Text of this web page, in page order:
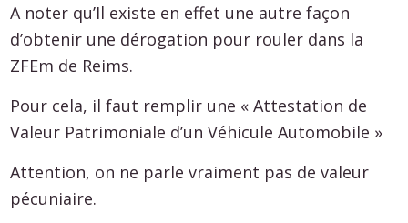
A noter qu’Il existe en effet une autre façon
d’obtenir une dérogation pour rouler dans la
ZFEm de Reims.
Pour cela, il faut remplir une « Attestation de
Valeur Patrimoniale d’un Véhicule Automobile »
Attention, on ne parle vraiment pas de valeur
pécuniaire.